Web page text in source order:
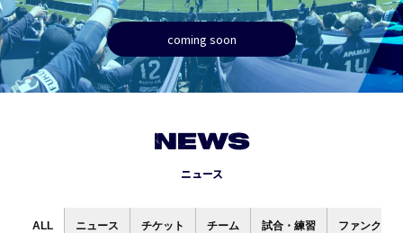
coming soon
NEWS
ニュース
ALL ニュース チケット チーム 試合・練習 ファンクラブ